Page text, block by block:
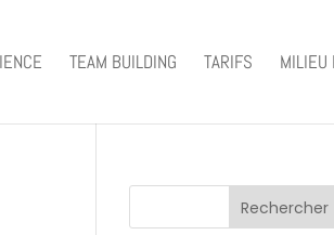
TEAM BUILDING TARIFS MILIEU